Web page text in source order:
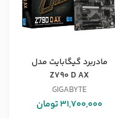
مادربرد گیگابایت مدل
Z790 D AX
GIGABYTE
31,700,000تومان